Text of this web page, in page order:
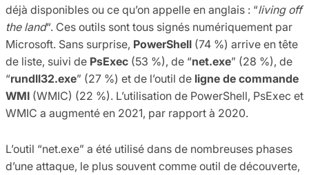
déjà disponibles ou ce qu’on appelle en anglais : “living off
the land“. Ces outils sont tous signés numériquement par
Microsoft. Sans surprise, PowerShell (74 %) arrive en tête
de liste, suivi de PsExec (53 %), de “net.exe” (28 %), de
“rundll32.exe” (27 %) et de l’outil de ligne de commande
WMI (WMIC) (22 %). L’utilisation de PowerShell, PsExec et
WMIC a augmenté en 2021, par rapport à 2020.
L’outil “net.exe” a été utilisé dans de nombreuses phases
d’une attaque, le plus souvent comme outil de découverte,